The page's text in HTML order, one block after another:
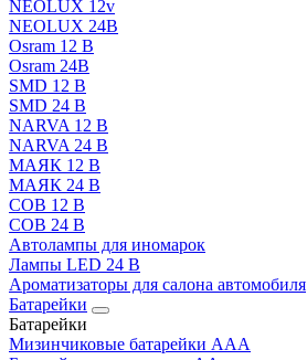
NEOLUX 12v
NEOLUX 24В
Osram 12 В
Osram 24В
SMD 12 В
SMD 24 В
NARVA 12 В
NARVA 24 В
МАЯК 12 В
МАЯК 24 В
COB 12 В
COB 24 В
Автолампы для иномарок
Лампы LED 24 B
Ароматизаторы для салона автомобиля
Батарейки
Батарейки
Мизинчиковые батарейки AAA